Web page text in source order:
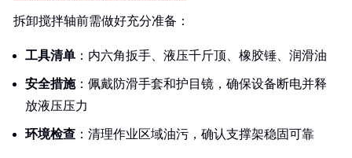
拆卸搅拌轴前需做好充分准备：
工具清单 ：内六角扳手、液压千斤顶、橡胶锤、润滑油
安全措施：佩戴防滑手套和护目镜，确保设备断电并释
放液压压力
环境检查 ：清理作业区域油污，确认支撑架稳固可靠